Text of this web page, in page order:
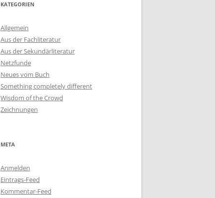
KATEGORIEN
Allgemein
Aus der Fachliteratur
Aus der Sekundärliteratur
Netzfunde
Neues vom Buch
Something completely different
Wisdom of the Crowd
Zeichnungen
META
Anmelden
Eintrags-Feed
Kommentar-Feed